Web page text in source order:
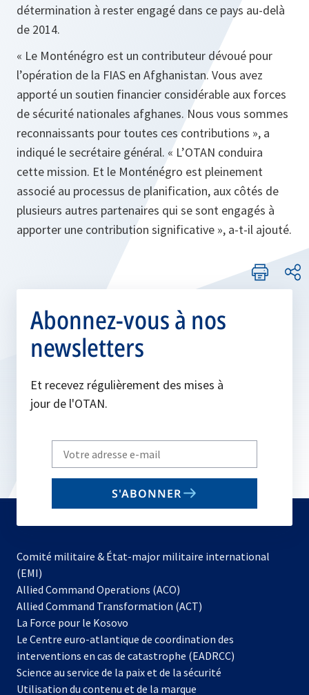
détermination à rester engagé dans ce pays au‑delà
de 2014.
« Le Monténégro est un contributeur dévoué pour
l’opération de la FIAS en Afghanistan. Vous avez
apporté un soutien financier considérable aux forces
de sécurité nationales afghanes. Nous vous sommes
reconnaissants pour toutes ces contributions », a
indiqué le secrétaire général. « L’OTAN conduira
cette mission. Et le Monténégro est pleinement
associé au processus de planification, aux côtés de
plusieurs autres partenaires qui se sont engagés à
apporter une contribution significative », a‑t‑il ajouté.
Abonnez-vous à nos
newsletters
Et recevez régulièrement des mises à
jour de l'OTAN.
Write
your
email
S'ABONNER
Comité militaire & État-major militaire international
(EMI)
Allied Command Operations (ACO)
dans
nouvel
onglet
Allied Command Transformation (ACT)
La Force pour le Kosovo
dans
un
nouvel
onglet
Le Centre euro-atlantique de coordination des
interventions en cas de catastrophe (EADRCC)
Science au service de la paix et de la sécurité
Utilisation du contenu et de la marque